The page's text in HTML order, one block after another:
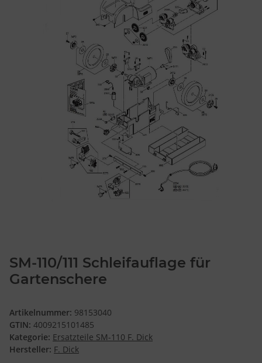
SM-110/111 Schleifauflage für
Gartenschere
Artikelnummer: 98153040
GTIN: 4009215101485
Kategorie: Ersatzteile SM-110 F. Dick
Hersteller: F. Dick